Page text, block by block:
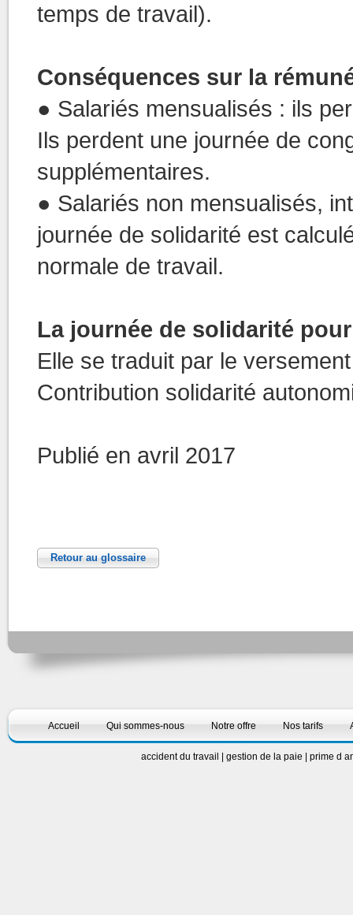
temps de travail).
Conséquences sur la
● Salariés mensualisés : ils
Ils perdent une journée de
supplémentaires.
● Salariés non mensualisés,
journée de solidarité est
normale de travail.
La journée de solidarité
Elle se traduit par le
Contribution solidarité
Publié en avril 2017
Retour au glossaire
Accueil Qui sommes-nous Notre offre Nos tarifs
accident du travail gestion de la paie prime d